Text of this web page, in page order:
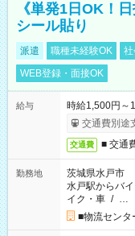
《単発1日OK！
シール貼り
派遣 職種未経験OK
WEB登録・面接OK
給与
時給1,500円～
交通費別途
交通費 ■ 交通
勤務地
茨城県水戸市
水戸駅からバ
イク・車 / …
■物流セン